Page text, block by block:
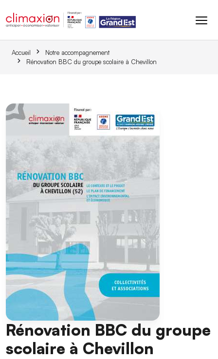
Accueil
Notre accompagnement
Rénovation BBC du groupe scolaire à Chevillon
Rénovation BBC du groupe
scolaire à Chevillon